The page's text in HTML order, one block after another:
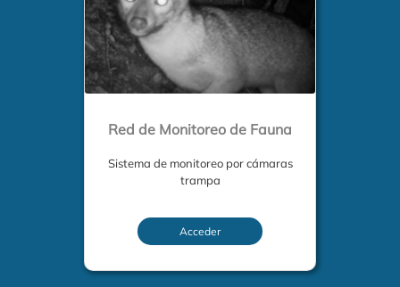
Red de Monitoreo de Fauna
Sistema de monitoreo por cámaras
trampa
Acceder